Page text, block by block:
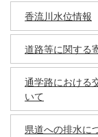
香流川水位情報
道路等に関する
通学路における
いて
県道への排水に